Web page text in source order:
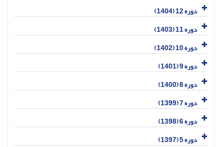
دوره 12 (1404)
دوره 11 (1403)
دوره 10 (1402)
دوره 9 (1401)
دوره 8 (1400)
دوره 7 (1399)
دوره 6 (1398)
دوره 5 (1397)